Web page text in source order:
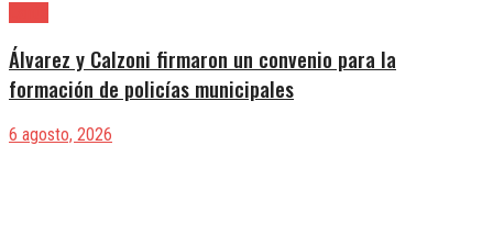
Álvarez y Calzoni firmaron un convenio para la
formación de policías municipales
6 agosto, 2026